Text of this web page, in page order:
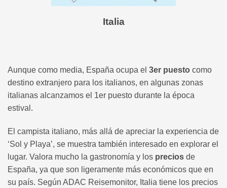
Italia
Aunque como media, España ocupa el 3er puesto como
destino extranjero para los italianos, en algunas zonas
italianas alcanzamos el 1er puesto durante la época
estival.
El campista italiano, más allá de apreciar la experiencia de
‘Sol y Playa’, se muestra también interesado en explorar el
lugar. Valora mucho la gastronomía y los precios de
España, ya que son ligeramente más económicos que en
su país. Según ADAC Reisemonitor, Italia tiene los precios